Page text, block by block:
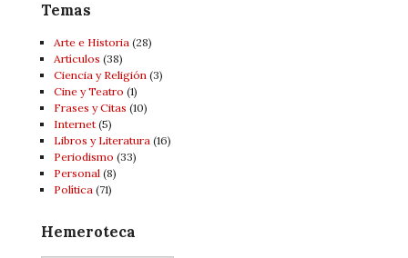
Temas
Arte e Historia(28)
Artí­culos (38)
Ciencia y Religión(3)
Cine y Teatro (1)
Frases y Citas (10)
Internet(5)
Libros y Literatura(16)
Periodismo (33)
Personal(8)
Política(71)
Hemeroteca